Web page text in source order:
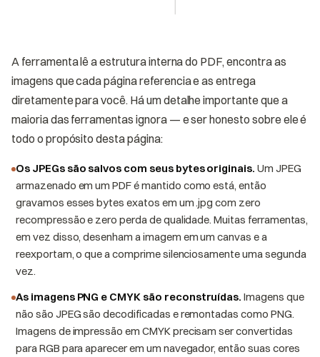
A ferramenta lê a estrutura interna do PDF, encontra as
imagens que cada página referencia e as entrega
diretamente para você. Há um detalhe importante que a
maioria das ferramentas ignora — e ser honesto sobre ele é
todo o propósito desta página:
Os JPEGs são salvos com seus bytes originais. Um JPEG
armazenado em um PDF é mantido como está, então
gravamos esses bytes exatos em um .jpg com zero
recompressão e zero perda de qualidade. Muitas ferramentas,
em vez disso, desenham a imagem em um canvas e a
reexportam, o que a comprime silenciosamente uma segunda
vez.
As imagens PNG e CMYK são reconstruídas. Imagens que
não são JPEG são decodificadas e remontadas como PNG.
Imagens de impressão em CMYK precisam ser convertidas
para RGB para aparecer em um navegador, então suas cores